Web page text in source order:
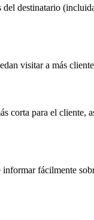
del destinatario
visitar a más
corta para el cliente,
fácilmente